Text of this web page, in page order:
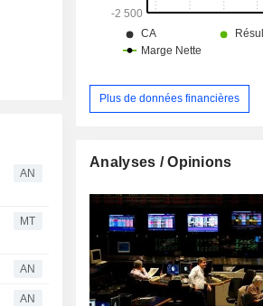
AN
MT
AN
AN
Plus de données financières
Analyses / Opinions